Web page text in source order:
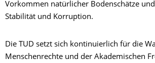
Vorkommen natürlicher Bodenschätze
Stabilität und Korruption.
Die TUD setzt sich kontinuierlich für die
Menschenrechte und der Akademischen